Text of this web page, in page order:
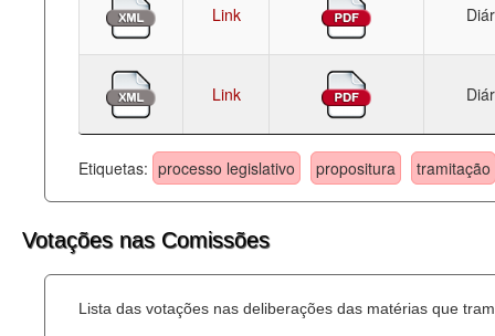
Link
Link
Etiquetas: processo legislativo propositura tramitação
Votações nas Comissões
Lista das votações nas deliberações das matérias que